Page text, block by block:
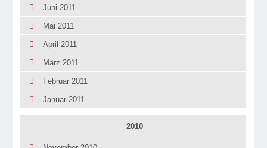
Juni 2011
Mai 2011
April 2011
März 2011
Februar 2011
Januar 2011
2010